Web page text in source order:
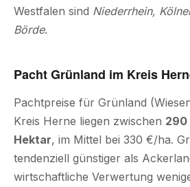
Westfalen sind Niederrhein,
Börde.
Pacht Grünland im Kreis
Pachtpreise für Grünland
Kreis Herne liegen zwischen 290
Hektar, im Mittel bei 330 €/ha.
tendenziell günstiger als
wirtschaftliche Verwertung